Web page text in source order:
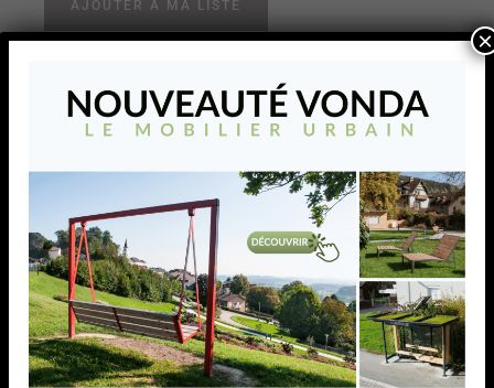
AJOUTER À MA LISTE
Bouchon massif et moleté,
diam.(A) 42,4 x 4,0 mm,
AISI 304
×